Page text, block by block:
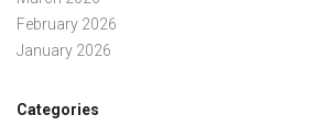
February 2026
January 2026
Categories